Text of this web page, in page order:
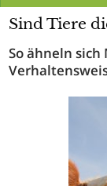
Sind Tiere
So ähneln